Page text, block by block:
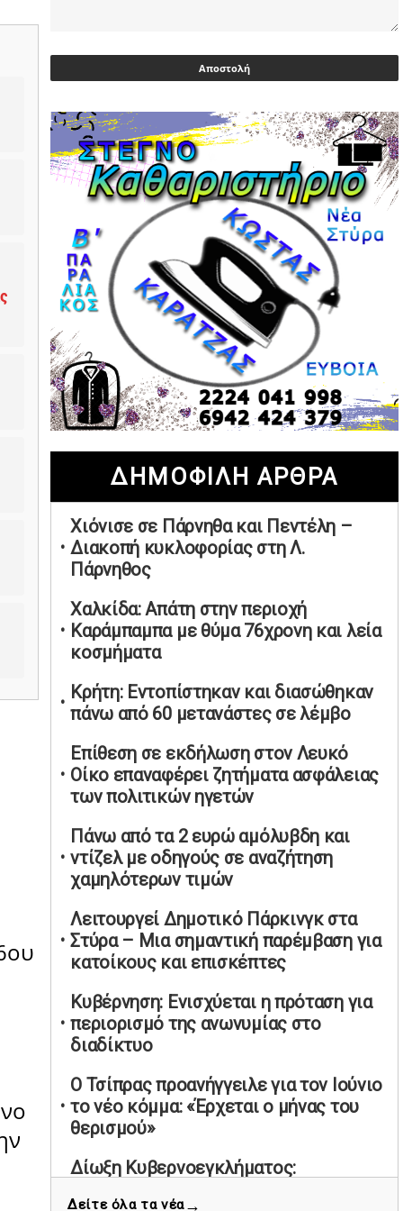
ΠΑΣΟΚ διεκδικεί ρόλο εναλλακτικής
πρότασης εξουσίας
Ακρίβεια: Με λίστα και περιορισμένες
επιλογές οι αγορές των νοικοκυριών
03/05/2026 | 07:59
Υεμένη: Σομαλοί πειρατές στο
πετρελαιοφόρο Eureka
03/05/2026 | 06:40
Αντιδρά μετά από 17 ημέρες νοσηλείας
ο Γιώργος Μυλωνάκης, τον
επισκέφτηκε ο πρωθυπουργός
02/05/2026 | 20:54
Μεντιλίμπαρ: Ξεχωριστό το κλίμα σε
κάθε παιχνίδι ΠΑΟΚ και Ολυμπιακού
02/05/2026 | 20:28
Περιστέρι: Ένταση μεταξύ ανηλίκων
άφησε δύο 15χρονους τραυματίες
Ηνωμένα Αραβικά Εμιράτα: Αίρουν
τους περιορισμούς στον εναέριο χώρο
02/05/2026 | 17:16
Η Αθηνά Λινού αφήνει ανοιχτό το
ενδεχόμενο ένταξης στον νέο
πολιτικό φορέα Τσίπρα
Αταμάν: Κανείς δεν έχει δικαίωμα να
μιλά για τον πρόεδρο και την
οικογένειά του
02/05/2026 | 15:59
Μαρινάκης: Ο Ανδρουλάκης
υπαναχώρησε στις συμφωνίες για τις
Ανεξάρτητες Αρχές
02/05/2026 | 09:36
code για πωλήσεις καπνικών και
αλκοόλ σε 88.000 σημεία
02/05/2026 | 06:26
Καύσιμα αεροσκαφών: Διαβεβαιώσεις
ΕΕ για επάρκεια παρά τη γεωπολιτική
ένταση
Βελόπουλος: Κριτική σε πολιτικούς
αρχηγούς για δηλώσεις την
Πρωτομαγιά
01/05/2026 | 19:33
ΔΗΜΟΦΙΛΗ ΑΡΘΡΑ
Χιόνισε σε Πάρνηθα και Πεντέλη –
Διακοπή κυκλοφορίας στη Λ.
Πάρνηθος
Χαλκίδα: Απάτη στην περιοχή
Καράμπαμπα με θύμα 76χρονη και λεία
κοσμήματα
Κρήτη: Εντοπίστηκαν και διασώθηκαν
πάνω από 60 μετανάστες σε λέμβο
Επίθεση σε εκδήλωση στον Λευκό
Οίκο επαναφέρει ζητήματα ασφάλειας
των πολιτικών ηγετών
Πάνω από τα 2 ευρώ αμόλυβδη και
ντίζελ με οδηγούς σε αναζήτηση
χαμηλότερων τιμών
Λειτουργεί Δημοτικό Πάρκινγκ στα
Στύρα – Μια σημαντική παρέμβαση για
κατοίκους και επισκέπτες
Κυβέρνηση: Ενισχύεται η πρόταση για
περιορισμό της ανωνυμίας στο
διαδίκτυο
Ο Τσίπρας προανήγγειλε για τον Ιούνιο
το νέο κόμμα: «Έρχεται ο μήνας του
θερισμού»
Δίωξη Κυβερνοεγκλήματος:
Δείτε όλα τα νέα→